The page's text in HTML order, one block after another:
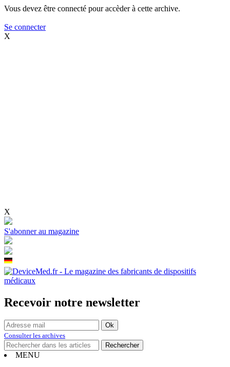
Vous devez être connecté pour accèder à cette archive.
Se connecter
X
X
S'abonner au magazine
Recevoir notre newsletter
Consulter les archives
MENU